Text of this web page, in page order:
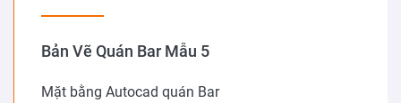
Bản Vẽ Quán Bar Mẫu 5
Mặt bằng Autocad quán Bar